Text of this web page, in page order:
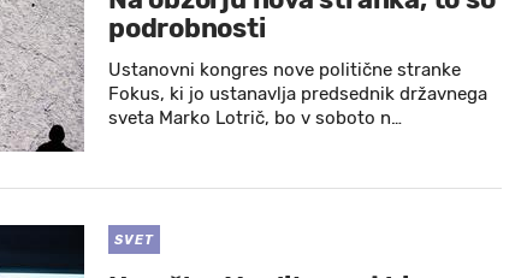
podrobnosti
Ustanovni kongres nove politične stranke
Fokus, ki jo ustanavlja predsednik državnega
sveta Marko Lotrič, bo v soboto n…
SVET